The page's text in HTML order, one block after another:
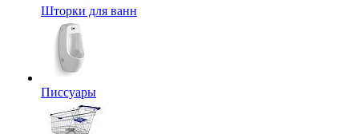
Шторки для ванн
Писсуары